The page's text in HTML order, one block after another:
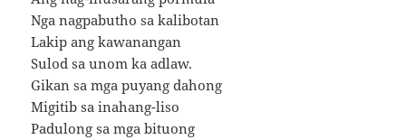
Nga nagpabutho sa kalibotan
Lakip ang kawanangan
Sulod sa unom ka adlaw.
Gikan sa mga puyang dahong
Migitib sa inahang-liso
Padulong sa mga bituong